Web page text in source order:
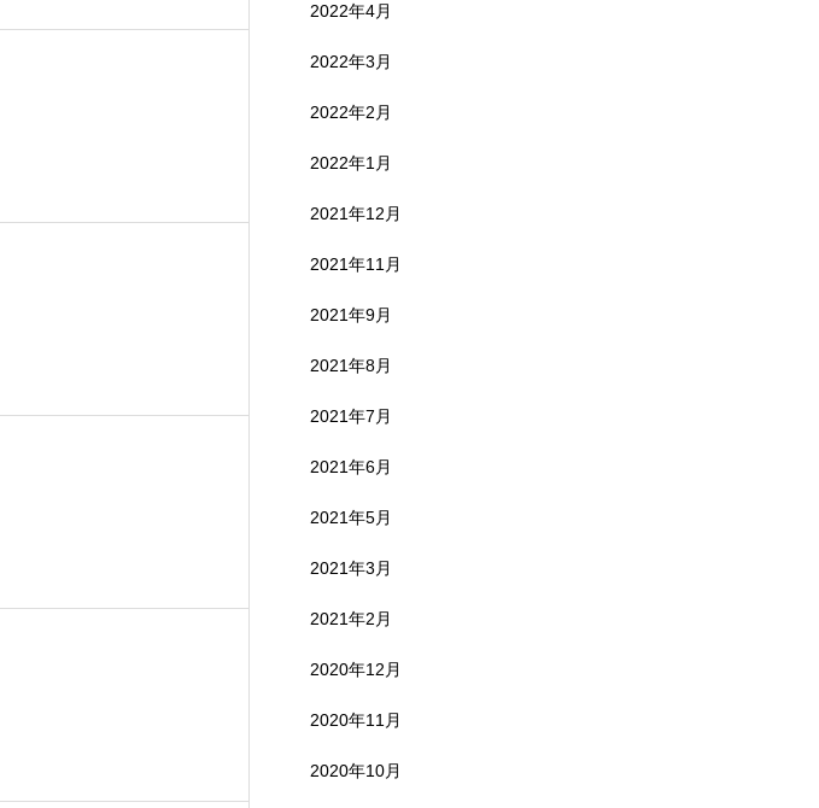
2022年4月
2022年3月
2022年2月
2022年1月
2021年12月
2021年11月
2021年9月
2021年8月
2021年7月
2021年6月
2021年5月
2021年3月
2021年2月
2020年12月
2020年11月
2020年10月